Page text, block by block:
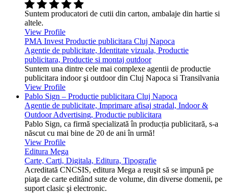
Suntem producatori de cutii din carton, ambalaje din hartie si
altele.
View Profile
PMA Invest Productie publicitara Cluj Napoca
Agentie de publicitate, Identitate vizuala, Productie
publicitara, Productie si montaj outdoor
Suntem una dintre cele mai complexe agentii de productie
publicitara indoor şi outdoor din Cluj Napoca si Transilvania
View Profile
Pablo Sign – Productie publicitara Cluj Napoca
Agentie de publicitate, Imprimare afisaj stradal, Indoor &
Outdoor Advertising, Productie publicitara
Pablo Sign, ca firmă specializată în producția publicitară, s-a
născut cu mai bine de 20 de ani în urmă!
View Profile
Editura Mega
Carte, Carti, Digitala, Editura, Tipografie
Acreditată CNCSIS, editura Mega a reuşit să se impună pe
piaţa de carte editând sute de volume, din diverse domenii, pe
suport clasic şi electronic.